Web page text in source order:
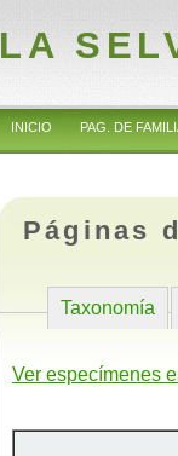
LA
INICIO PAG. DE
Páginas
Taxonomía
Ver especímenes